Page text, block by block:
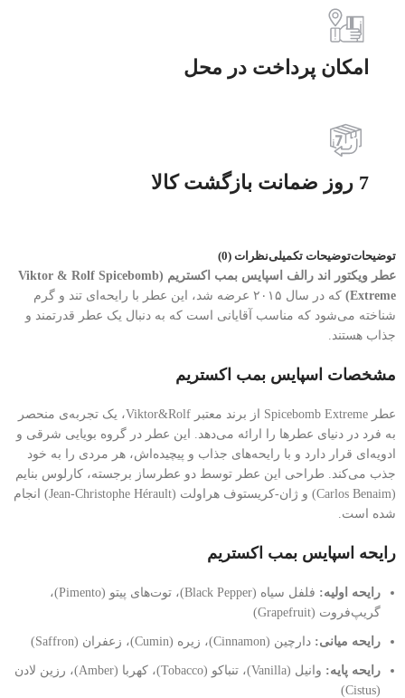
امکان پرداخت در محل
7 روز ضمانت بازگشت کالا
توضیحاتتوضیحات تکمیلینظرات (0)
عطر ویکتور اند رالف اسپایس بمب اکستریم (Viktor & Rolf Spicebomb
Extreme)
که در سال ۲۰۱۵ عرضه شد، این عطر با رایحه‌ای تند و گرم
شناخته می‌شود که مناسب آقایانی است که به دنبال یک عطر قدرتمند و
جذاب هستند.
مشخصات اسپایس بمب اکستریم
عطر Spicebomb Extreme از برند معتبر Viktor&Rolf، یک تجربه‌ی منحصر
به فرد در دنیای عطرها را ارائه می‌دهد. این عطر در گروه بویایی شرقی و
ادویه‌ای قرار دارد و با رایحه‌های جذاب و پیچیده‌اش، هر مردی را به خود
جذب می‌کند. طراحی این عطر توسط دو عطرساز برجسته، کارلوس بنایم
(Carlos Benaim) و ژان-کریستوف هراولت (Jean-Christophe Hérault) انجام
شده است.
رایحه اسپایس بمب اکستریم
رایحه اولیه:
فلفل سیاه (Black Pepper)، توت‌های پیتو (Pimento)،
گریپ‌فروت (Grapefruit)
رایحه میانی: دارچین (Cinnamon)، زیره (Cumin)، زعفران (Saffron)
رایحه پایه:
وانیل (Vanilla)، تنباکو (Tobacco)، کهربا (Amber)، رزین لادن
(Cistus)